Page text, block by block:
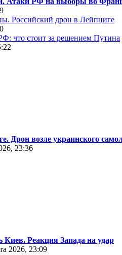
Российский дрон в Лейпциге
что стоит за решением Путина
Дрон возле украинского
23:36
Реакция Запада на удар
2026, 23:09